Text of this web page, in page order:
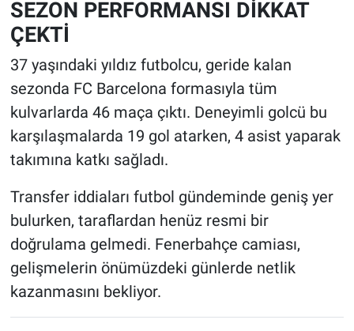
SEZON PERFORMANSI DİKKAT
ÇEKTİ
37 yaşındaki yıldız futbolcu, geride kalan
sezonda FC Barcelona formasıyla tüm
kulvarlarda 46 maça çıktı. Deneyimli golcü bu
karşılaşmalarda 19 gol atarken, 4 asist yaparak
takımına katkı sağladı.
Transfer iddiaları futbol gündeminde geniş yer
bulurken, taraflardan henüz resmi bir
doğrulama gelmedi. Fenerbahçe camiası,
gelişmelerin önümüzdeki günlerde netlik
kazanmasını bekliyor.